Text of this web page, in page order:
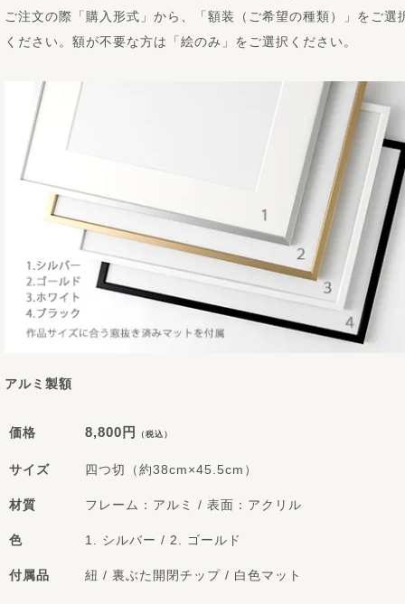
ご注文の際「購入形式」から、「額装（ご希望の種類）」をご選
ください。額が不要な方は「絵のみ」をご選択ください。
アルミ製額
価格 8,800円 （税込）
サイズ 四つ切（約38cm×45.5cm）
材質 フレーム：アルミ / 表面：アクリル
色 1. シルバー / 2. ゴールド
付属品 紐 / 裏ぶた開閉チップ / 白色マット